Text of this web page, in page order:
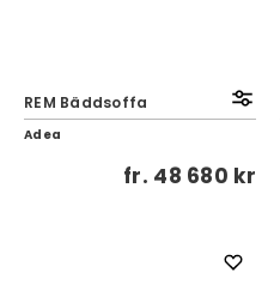
REM Bäddsoffa
Adea
fr. 48 680 kr